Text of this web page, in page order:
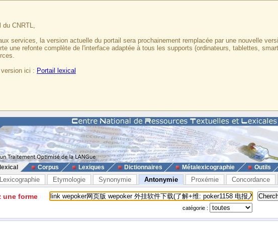
du CNRTL,
services, la version actuelle du portail sera prochainement remplacée par une nouvelle
une refonte complète de l'interface adaptée à tous les supports (ordinateurs, tablettes,
ici : Portail lexical
Corpus Lexiques Dictionnaires Métalexicographie Outils
Lexicographie Etymologie Synonymie Antonymie Proxémie Concordance
une forme
catégorie :